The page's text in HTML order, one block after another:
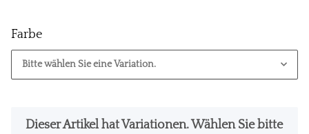
Farbe
Bitte wählen Sie eine Variation.
x
Dieser Artikel hat Variationen. Wählen Sie bitte